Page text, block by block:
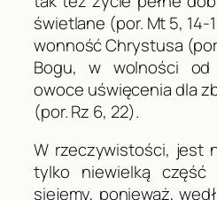
świetlane (por. Mt5, 14-
wonność Chrystusa
Bogu, w wolności od
owoce uświęcenia dla
(por.Rz 6, 22).
W rzeczywistości, jest
tylko niewielką
siejemy, ponieważ,